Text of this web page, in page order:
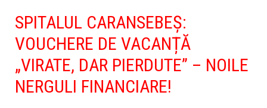
SPITALUL CARANSEBEȘ:
VOUCHERE DE VACANȚĂ
„VIRATE, DAR PIERDUTE” – NOILE
NERGULI FINANCIARE!